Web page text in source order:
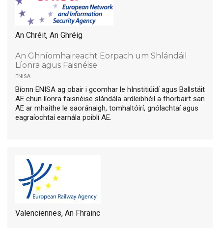
An Chréit, An Ghréig
An Ghníomhaireacht Eorpach um Shlándáil
Líonra agus Faisnéise
enisa
Bíonn ENISA ag obair i gcomhar le hInstitiúidí agus Ballstáit
AE chun líonra faisnéise slándála ardleibhéil a fhorbairt san
AE ar mhaithe le saoránaigh, tomhaltóirí, gnólachtaí agus
eagraíochtaí earnála poiblí AE.
Valenciennes, An Fhrainc